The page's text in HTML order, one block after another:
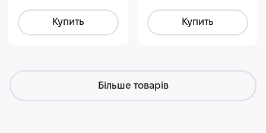
Купить Купить
Більше товарів